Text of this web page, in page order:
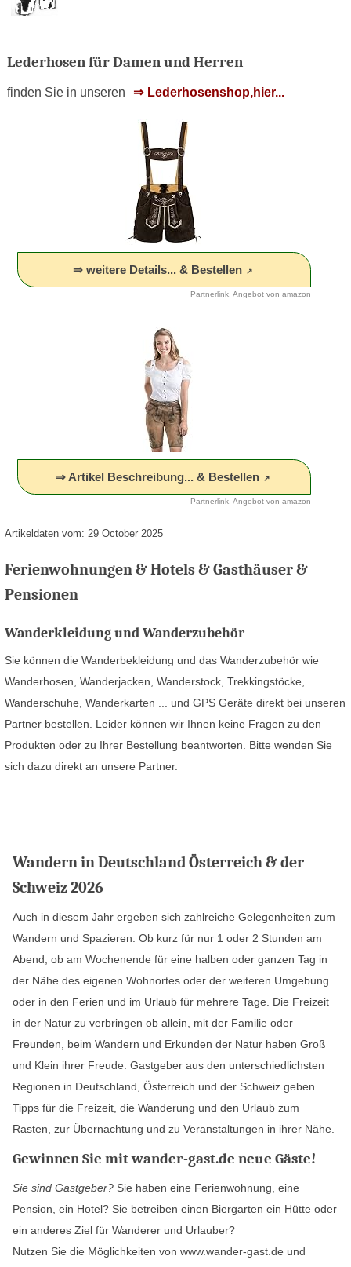
Lederhosen für Damen und Herren
finden Sie in unseren Lederhosenshop,hier...
⇒ weitere Details... & Bestellen
Partnerlink, Angebot von amazon
⇒ Artikel Beschreibung... & Bestellen
Partnerlink, Angebot von amazon
Artikeldaten vom: 29 October 2025
Ferienwohnungen & Hotels & Gasthäuser &
Pensionen
Wanderkleidung und Wanderzubehör
Sie können die Wanderbekleidung und das Wanderzubehör wie
Wanderhosen, Wanderjacken, Wanderstock, Trekkingstöcke,
Wanderschuhe, Wanderkarten ... und GPS Geräte direkt bei unseren
Partner bestellen. Leider können wir Ihnen keine Fragen zu den
Produkten oder zu Ihrer Bestellung beantworten. Bitte wenden Sie
sich dazu direkt an unsere Partner.
Wandern in Deutschland Österreich & der
Schweiz 2026
Auch in diesem Jahr ergeben sich zahlreiche Gelegenheiten zum
Wandern und Spazieren. Ob kurz für nur 1 oder 2 Stunden am
Abend, ob am Wochenende für eine halben oder ganzen Tag in
der Nähe des eigenen Wohnortes oder der weiteren Umgebung
oder in den Ferien und im Urlaub für mehrere Tage. Die Freizeit
in der Natur zu verbringen ob allein, mit der Familie oder
Freunden, beim Wandern und Erkunden der Natur haben Groß
und Klein ihrer Freude. Gastgeber aus den unterschiedlichsten
Regionen in Deutschland, Österreich und der Schweiz geben
Tipps für die Freizeit, die Wanderung und den Urlaub zum
Rasten, zur Übernachtung und zu Veranstaltungen in ihrer Nähe.
Gewinnen Sie mit wander-gast.de neue Gäste!
Sie sind Gastgeber? Sie haben eine Ferienwohnung, eine
Pension, ein Hotel? Sie betreiben einen Biergarten ein Hütte oder
ein anderes Ziel für Wanderer und Urlauber?
Nutzen Sie die Möglichkeiten von www.wander-gast.de und